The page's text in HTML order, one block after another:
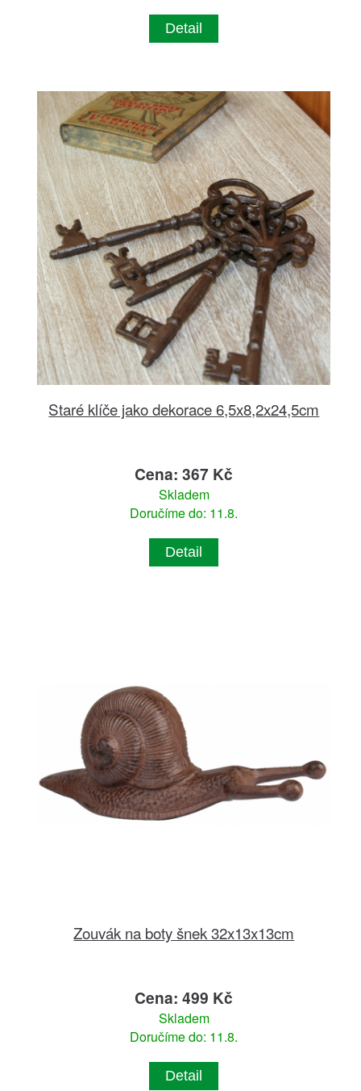
Detail
Staré klíče jako dekorace 6,5x8,2x24,5cm
Cena: 367 Kč
Skladem
Doručíme do: 11.8.
Detail
Zouvák na boty šnek 32x13x13cm
Cena: 499 Kč
Skladem
Doručíme do: 11.8.
Detail